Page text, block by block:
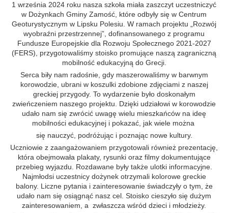
1 września 2024 roku nasza szkoła miała zaszczyt uczestniczyć
w Dożynkach Gminy Zamość, które odbyły się w Centrum
Geoturystycznym w Lipsku Polesiu. W ramach projektu „Rozwój
wyobraźni przestrzennej”, dofinansowanego z programu
Fundusze Europejskie dla Rozwoju Społecznego 2021-2027
(FERS), przygotowaliśmy stoisko promujące naszą zagraniczną
mobilność edukacyjną do Grecji.
Serca biły nam radośnie, gdy maszerowaliśmy w barwnym
korowodzie, ubrani w koszulki zdobione zdjęciami z naszej
greckiej przygody. To wydarzenie było doskonałym
zwieńczeniem naszego projektu. Dzięki udziałowi w korowodzie
udało nam się zwrócić uwagę wielu mieszkańców na ideę
mobilności edukacyjnej i pokazać, jak wiele można
się nauczyć, podróżując i poznając nowe kultury.
Uczniowie z zaangażowaniem przygotowali również prezentację,
która obejmowała plakaty, rysunki oraz filmy dokumentujące
przebieg wyjazdu. Rozdawane były także ulotki informacyjne.
Najmłodsi uczestnicy dożynek otrzymali kolorowe greckie
balony. Liczne pytania i zainteresowanie świadczyły o tym, że
udało nam się osiągnąć nasz cel. Stoisko cieszyło się dużym
zainteresowaniem, a zwłaszcza wśród dzieci i młodzieży.